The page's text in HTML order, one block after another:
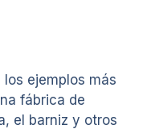
ejemplos más
fábrica de
el barniz y otros